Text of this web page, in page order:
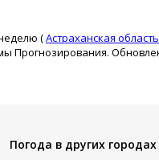
(Астраханская область
Прогнозирования.
Погода в других